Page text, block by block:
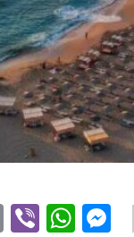
E
Vi
W